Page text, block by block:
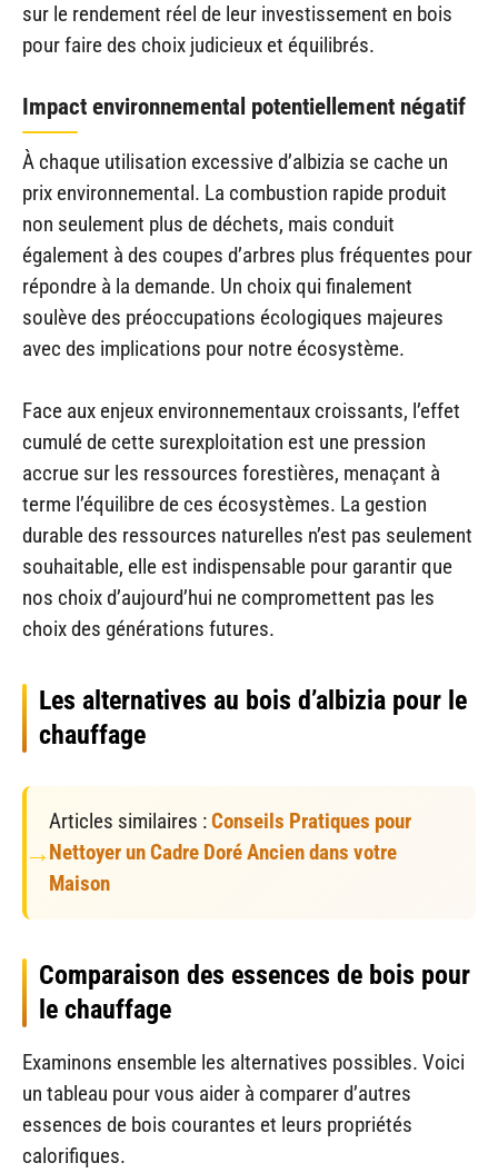
sur le rendement réel de leur investissement en bois
pour faire des choix judicieux et équilibrés.
Impact environnemental potentiellement négatif
À chaque utilisation excessive d’albizia se cache un
prix environnemental. La combustion rapide produit
non seulement plus de déchets, mais conduit
également à des coupes d’arbres plus fréquentes pour
répondre à la demande. Un choix qui finalement
soulève des préoccupations écologiques majeures
avec des implications pour notre écosystème.
Face aux enjeux environnementaux croissants, l’effet
cumulé de cette surexploitation est une pression
accrue sur les ressources forestières, menaçant à
terme l’équilibre de ces écosystèmes. La gestion
durable des ressources naturelles n’est pas seulement
souhaitable, elle est indispensable pour garantir que
nos choix d’aujourd’hui ne compromettent pas les
choix des générations futures.
Les alternatives au bois d’albizia pour le
chauffage
Articles similaires :Conseils Pratiques pour
Nettoyer un Cadre Doré Ancien dans votre
Maison
Comparaison des essences de bois pour
le chauffage
Examinons ensemble les alternatives possibles. Voici
un tableau pour vous aider à comparer d’autres
essences de bois courantes et leurs propriétés
calorifiques.